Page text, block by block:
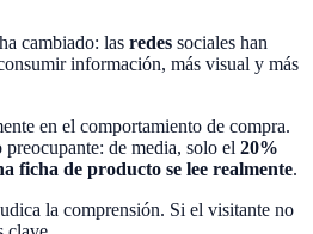
cambiado: las redes sociales han
información, más visual y más
en el comportamiento de compra.
de media, solo el 20%
ficha de producto se lee realmente.
la comprensión. Si el visitante no